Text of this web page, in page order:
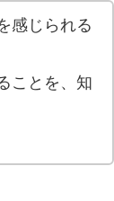
感じられる
ことを、知